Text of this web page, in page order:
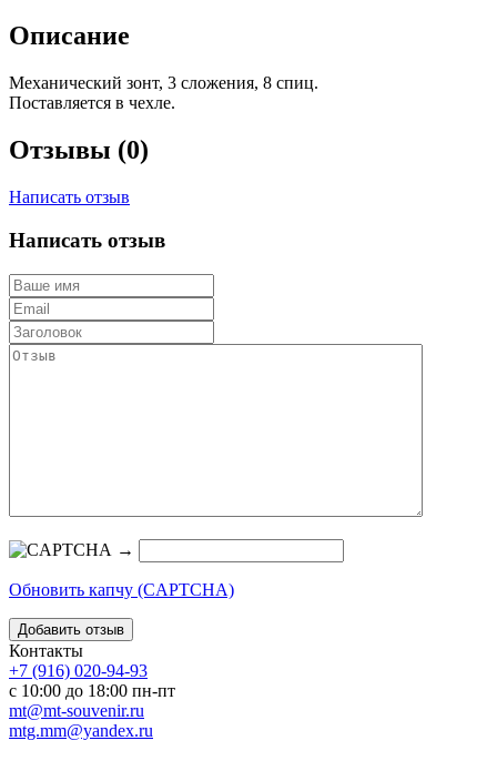
Описание
Механический зонт, 3 сложения, 8 спиц.
Поставляется в чехле.
Отзывы (0)
Написать отзыв
Написать отзыв
→
Обновить капчу (CAPTCHA)
Контакты
+7 (916) 020-94-93
с 10:00 до 18:00 пн-пт
mt@mt-souvenir.ru
mtg.mm@yandex.ru